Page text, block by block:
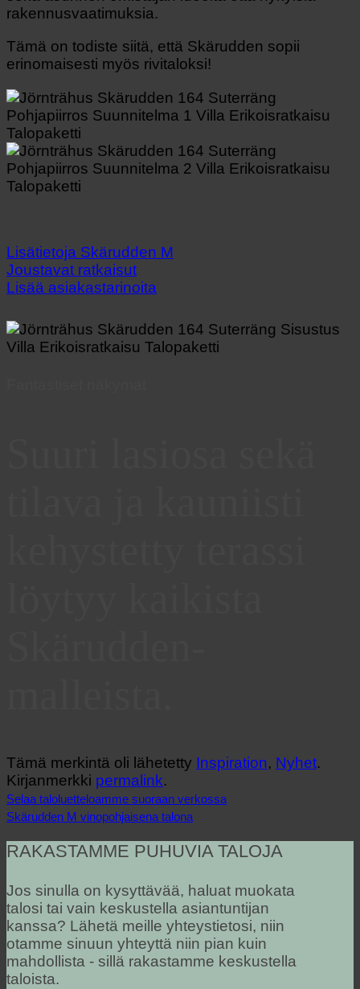
rakennusvaatimuksia.
Tämä on todiste siitä, että Skärudden sopii
erinomaisesti myös rivitaloksi!
Lisätietoja Skärudden M
Joustavat ratkaisut
Lisää asiakastarinoita
Tämä merkintä oli lähetetty Inspiration, Nyhet.
Kirjanmerkki permalink.
Selaa taloluetteloamme suoraan verkossa
Skärudden M vinopohjaisena talona
RAKASTAMME PUHUVIA TALOJA
Jos sinulla on kysyttävää, haluat muokata
talosi tai vain keskustella asiantuntijan
kanssa? Lähetä meille yhteystietosi, niin
otamme sinuun yhteyttä niin pian kuin
mahdollista - sillä rakastamme keskustella
taloista.